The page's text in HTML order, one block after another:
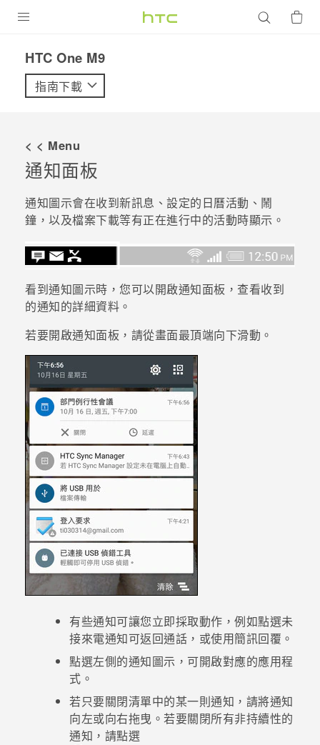
VIVE
配件
優惠專區
焦點訊息
企業採購
銷售門市
銷售通路
支援服務
HTC One M9‎
指南下載
< < Menu
通知面板
通知圖示會在收到新訊息、設定的日曆活動、鬧
鐘，以及檔案下載等有正在進行中的活動時顯示。
看到通知圖示時，您可以開啟通知面板，查看收到
的通知的詳細資料。
若要開啟通知面板，請從畫面最頂端向下滑動。
有些通知可讓您立即採取動作，例如點選未
接來電通知可返回通話，或使用簡訊回覆。
點選左側的通知圖示，可開啟對應的應用程
式。
若只要關閉清單中的某一則通知，請將通知
向左或向右拖曳。若要關閉所有非持續性的
通知，請點選